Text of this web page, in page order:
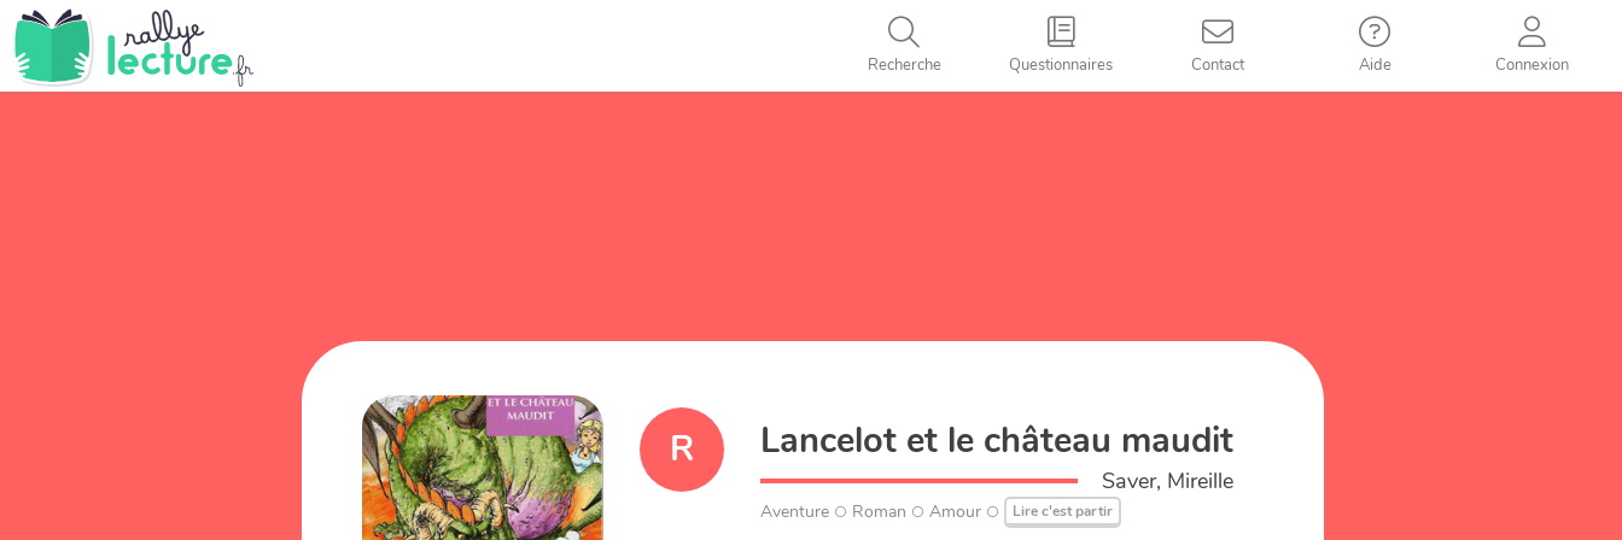
Recherche Questionnaires Contact Aide Connexion
R Lancelot et le château maudit
Saver, Mireille
Aventure Roman Amour Lire c'est partir